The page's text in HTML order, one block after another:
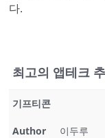
다.
최고의 앱테크
기프티콘
Author 이두루